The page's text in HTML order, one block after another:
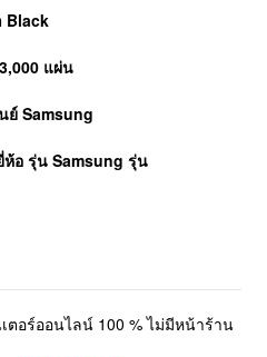
Black
แผ่น
ย์ Samsung
ห้อ รุ่น Samsung รุ่น
ตอร์ออนไลน์ 100 % ไม่มีหน้าร้าน